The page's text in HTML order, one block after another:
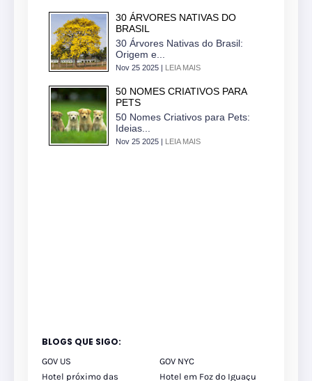
30 ÁRVORES NATIVAS DO
BRASIL
30 Árvores Nativas do Brasil:
Origem e...
Nov 25 2025 | LEIA MAIS
50 NOMES CRIATIVOS PARA
PETS
50 Nomes Criativos para Pets:
Ideias...
Nov 25 2025 | LEIA MAIS
BLOGS QUE SIGO:
GOV US
GOV NYC
Hotel próximo das
Hotel em Foz do Iguaçu